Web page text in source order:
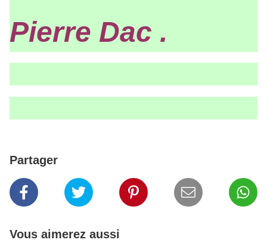
Pierre Dac .
Partager
Vous aimerez aussi